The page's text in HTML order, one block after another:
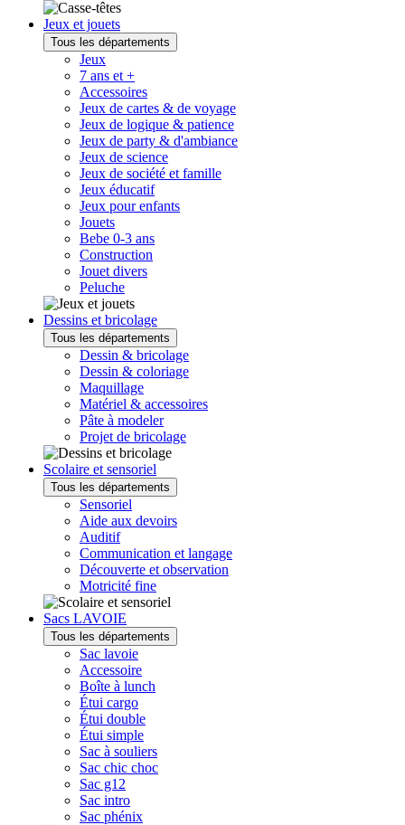
Jeux et jouets
Tous les départements
Jeux
7 ans et +
Accessoires
Jeux de cartes & de voyage
Jeux de logique & patience
Jeux de party & d'ambiance
Jeux de science
Jeux de société et famille
Jeux éducatif
Jeux pour enfants
Jouets
Bebe 0-3 ans
Construction
Jouet divers
Peluche
Dessins et bricolage
Tous les départements
Dessin & bricolage
Dessin & coloriage
Maquillage
Matériel & accessoires
Pâte à modeler
Projet de bricolage
Scolaire et sensoriel
Tous les départements
Sensoriel
Aide aux devoirs
Auditif
Communication et langage
Découverte et observation
Motricité fine
Sacs LAVOIE
Tous les départements
Sac lavoie
Accessoire
Boîte à lunch
Étui cargo
Étui double
Étui simple
Sac à souliers
Sac chic choc
Sac g12
Sac intro
Sac phénix